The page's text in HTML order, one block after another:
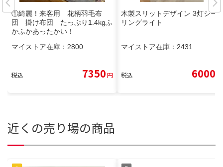
①綺麗！来客用 花柄羽毛布
団 掛け布団 たっぷり1.4kgふ
かふかあったかい！
マイストア在庫： 2800
税込 7350円
木製スリットデザイン 3灯シー
リングライト
マイストア在庫： 2431
税込 6000
近くの売り場の商品